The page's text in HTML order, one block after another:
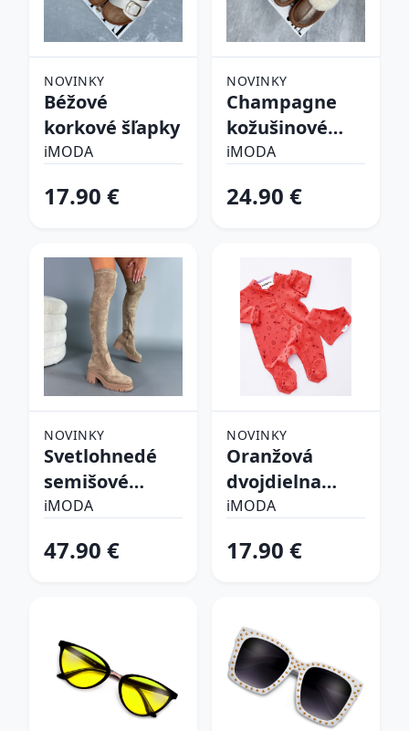
NOVINKY
Béžové
korkové šľapky
iMODA
17.90 €
NOVINKY
Champagne
kožušinové
šľapky
iMODA
24.90 €
NOVINKY
Svetlohnedé
semišové
vysoké čižmy
iMODA
47.90 €
NOVINKY
Oranžová
dvojdielna
bavlnená
iMODA
17.90 €